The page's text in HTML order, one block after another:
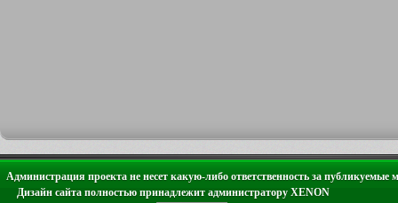
Администрация проекта не несет какую-либо ответственность за публикуемые
Дизайн сайта полностью принадлежит администратору XENON